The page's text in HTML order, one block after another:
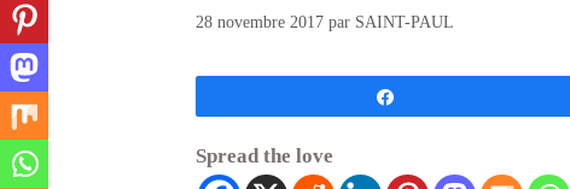
28 novembre 2017 par SAINT-PAUL
Spread the love